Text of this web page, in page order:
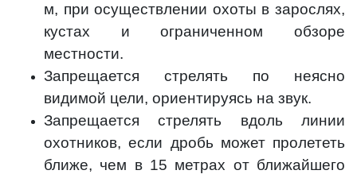
м, при осуществлении охоты в зарослях,
кустах и ограниченном обзоре
местности.
Запрещается стрелять по неясно
видимой цели, ориентируясь на звук.
Запрещается стрелять вдоль линии
охотников, если дробь может пролететь
ближе, чем в 15 метрах от ближайшего